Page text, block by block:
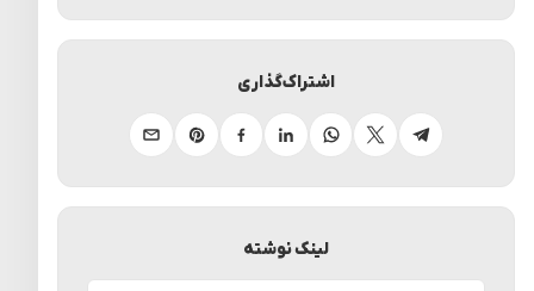
لینک نوشته
اشتراک‌گذاری
تلگرامایکسواتساپلینکدینفیسبوکپینترستایمیل